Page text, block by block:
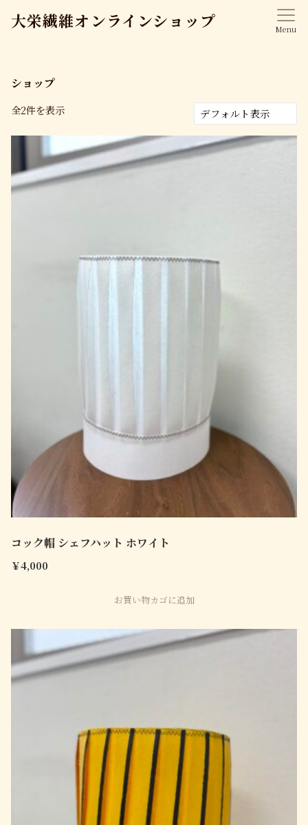
大栄繊維オンラインショップ Menu
ショップ
全2件を表示
コック帽 シェフハット ホワイト
￥4,000
お買い物カゴに追加